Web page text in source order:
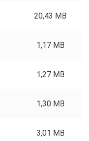
20,43 MB
1,17 MB
1,27 MB
1,30 MB
3,01 MB